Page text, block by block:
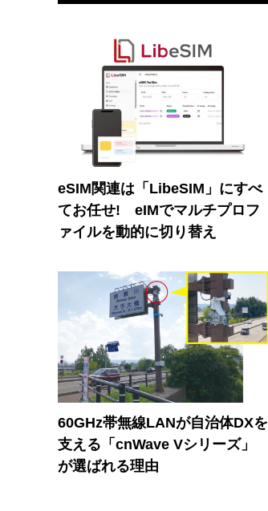
eSIM関連は「LibeSIM」にすべ
てお任せ! eIMでマルチプロフ
ァイルを動的に切り替え
60GHz帯無線LANが自治体DXを
支える「cnWave Vシリーズ」
が選ばれる理由